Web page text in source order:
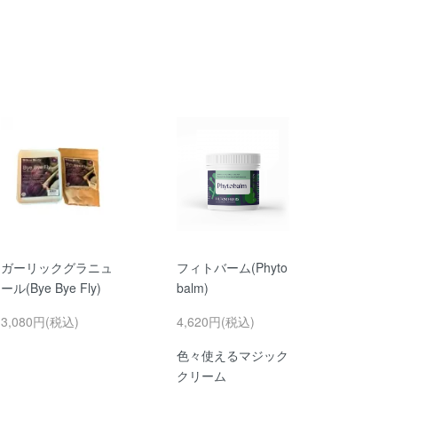
ガーリックグラニュ
ール(Bye Bye Fly)
3,080円(税込)
フィトバーム(Phyto
balm)
4,620円(税込)
色々使えるマジック
クリーム